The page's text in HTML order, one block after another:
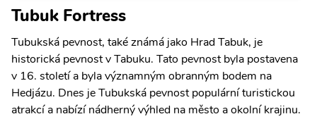
Tubuk Fortress
Tubukská pevnost, také známá jako Hrad Tabuk, je
historická pevnost v Tabuku. Tato pevnost byla postavena
v 16. století a byla významným obranným bodem na
Hedjázu. Dnes je Tubukská pevnost populární turistickou
atrakcí a nabízí nádherný výhled na město a okolní krajinu.